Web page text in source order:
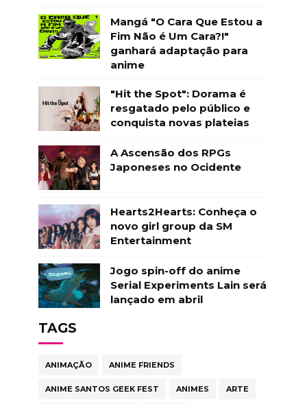
Mangá "O Cara Que Estou a
Fim Não é Um Cara?!"
ganhará adaptação para
anime
"Hit the Spot": Dorama é
resgatado pelo público e
conquista novas plateias
A Ascensão dos RPGs
Japoneses no Ocidente
Hearts2Hearts: Conheça o
novo girl group da SM
Entertainment
Jogo spin-off do anime
Serial Experiments Lain será
lançado em abril
TAGS
ANIMAÇÃO ANIME FRIENDS
ANIME SANTOS GEEK FEST ANIMES ARTE